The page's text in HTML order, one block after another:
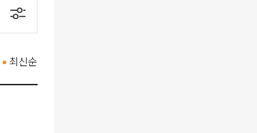
최신순